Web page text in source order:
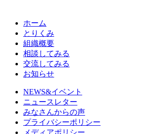
ホーム
とりくみ
組織概要
相談してみる
交流してみる
お知らせ
NEWS&イベント
ニュースレター
みなさんからの声
プライバシーポリシー
メディアポリシー